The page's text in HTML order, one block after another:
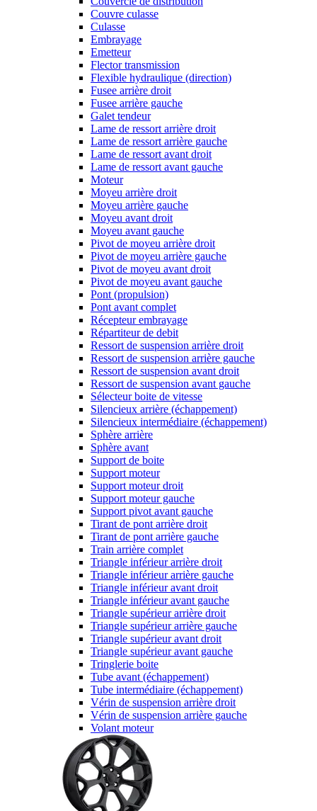
Couvre culasse
Culasse
Embrayage
Emetteur
Flector transmission
Flexible hydraulique (direction)
Fusee arrière droit
Fusee arrière gauche
Galet tendeur
Lame de ressort arrière droit
Lame de ressort arrière gauche
Lame de ressort avant droit
Lame de ressort avant gauche
Moteur
Moyeu arrière droit
Moyeu arrière gauche
Moyeu avant droit
Moyeu avant gauche
Pivot de moyeu arrière droit
Pivot de moyeu arrière gauche
Pivot de moyeu avant droit
Pivot de moyeu avant gauche
Pont (propulsion)
Pont avant complet
Récepteur embrayage
Répartiteur de debit
Ressort de suspension arrière droit
Ressort de suspension arrière gauche
Ressort de suspension avant droit
Ressort de suspension avant gauche
Sélecteur boite de vitesse
Silencieux arrière (échappement)
Silencieux intermédiaire (échappement)
Sphère arrière
Sphère avant
Support de boite
Support moteur
Support moteur droit
Support moteur gauche
Support pivot avant gauche
Tirant de pont arrière droit
Tirant de pont arrière gauche
Train arrière complet
Triangle inférieur arrière droit
Triangle inférieur arrière gauche
Triangle inférieur avant droit
Triangle inférieur avant gauche
Triangle supérieur arrière droit
Triangle supérieur arrière gauche
Triangle supérieur avant droit
Triangle supérieur avant gauche
Tringlerie boite
Tube avant (échappement)
Tube intermédiaire (échappement)
Vérin de suspension arrière droit
Vérin de suspension arrière gauche
Volant moteur